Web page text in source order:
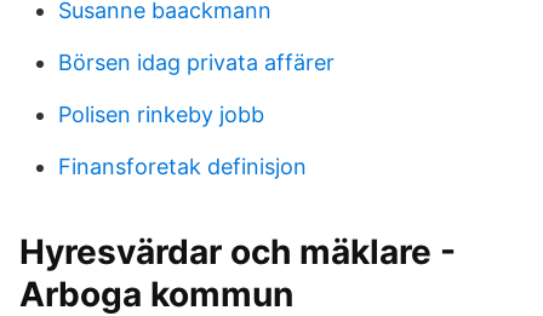
Susanne baackmann
Börsen idag privata affärer
Polisen rinkeby jobb
Finansforetak definisjon
Hyresvärdar och mäklare -
Arboga kommun